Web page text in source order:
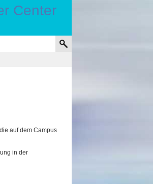
auf dem Campus
in der